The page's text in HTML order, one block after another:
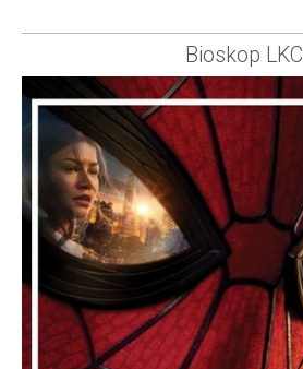
Bioskop LKC